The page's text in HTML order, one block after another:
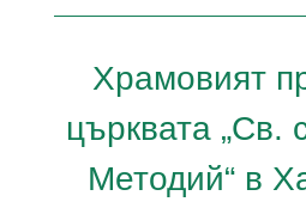
Храмовият
църквата „Св.
Методий“ в